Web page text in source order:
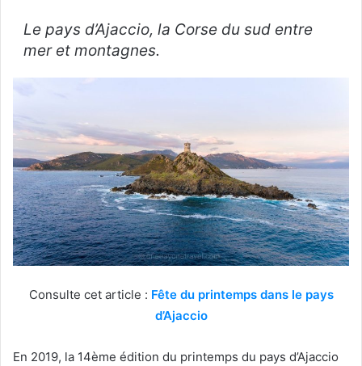
Le pays d’Ajaccio, la Corse du sud entre
mer et montagnes.
Consulte cet article : Fête du printemps dans le pays
d’Ajaccio
En 2019, la 14ème édition du printemps du pays d’Ajaccio